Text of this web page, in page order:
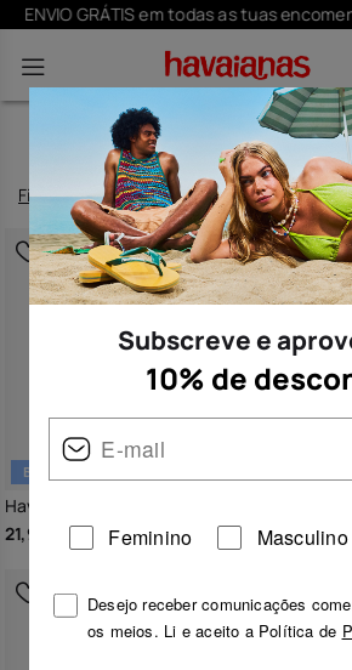
Subscreveaquie aproveita o
CHINELOS AZUIS
Filtroeordenar
BESTSELLER
Havaianas Top
21,99 €
29,99 €
Subscreve e
10% de
Feminino Masculino
Desejo receber comunicações
os meios. Li e aceito a Política de